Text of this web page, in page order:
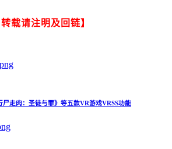
载请注明及回链】
走肉：圣徒与罪》等五款VR游戏VRSS功能